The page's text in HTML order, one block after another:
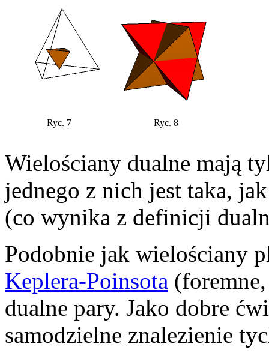
Ryc. 7 Ryc. 8
Wielościany dualne mają
jednego z nich jest taka,
(co wynika z definicji
Podobnie jak wielościany
Keplera-Poinsota
dualne pary. Jako dobre
samodzielne znalezienie